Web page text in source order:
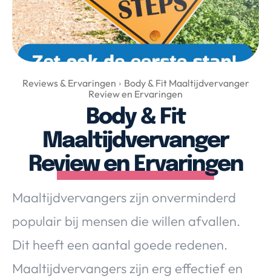
Huis & Tuin
Nieuws & Media
Over Valerie
Over Valerie
De Top 5
Contact
VALERIE'S CHOICE
Food & Drinks Health & Beauty Gadgets
Huis & Tuin
Reviews & Ervaringen
Body & Fit Maaltijdvervanger
Review en Ervaringen
Body & Fit
Maaltijdvervanger
Review en Ervaringen
Maaltijdvervangers zijn onverminderd
populair bij mensen die willen afvallen.
Dit heeft een aantal goede redenen.
Maaltijdvervangers zijn erg effectief en